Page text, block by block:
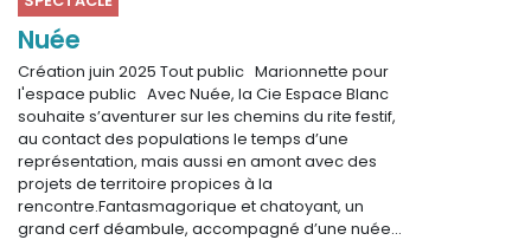
Nuée
Création juin 2025 Tout public Marionnette pour
l'espace public Avec Nuée, la Cie Espace Blanc
souhaite s’aventurer sur les chemins du rite festif,
au contact des populations le temps d’une
représentation, mais aussi en amont avec des
projets de territoire propices à la
rencontre.Fantasmagorique et chatoyant, un
grand cerf déambule, accompagné d’une nuée…